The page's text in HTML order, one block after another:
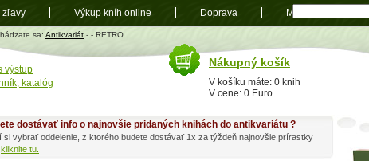
sa: Antikvariát - - RETRO
dostávať info o najnovšie pridaných knihách do antikvariátu ?
si vybrať oddelenie, z ktorého budete dostávať 1x za týždeň najnovšie prírastky
kliknite tu.
Nákupný košík
V košíku máte: 0 knih
V cene: 0 Euro
výstup
katalóg
zľavy Výkup kníh online Doprava Mapa